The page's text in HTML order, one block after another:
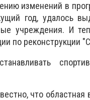
изменений в
год, удалось
учреждения. И
по реконструкции
что областная